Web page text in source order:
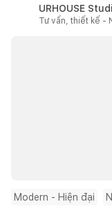
URHOUSE
Tư vấn, thiết kế -
Modern - Hiện đại